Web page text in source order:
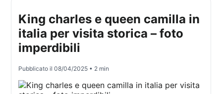
King charles e queen camilla in
italia per visita storica – foto
imperdibili
Pubblicato il08/04/2025 • 2 min